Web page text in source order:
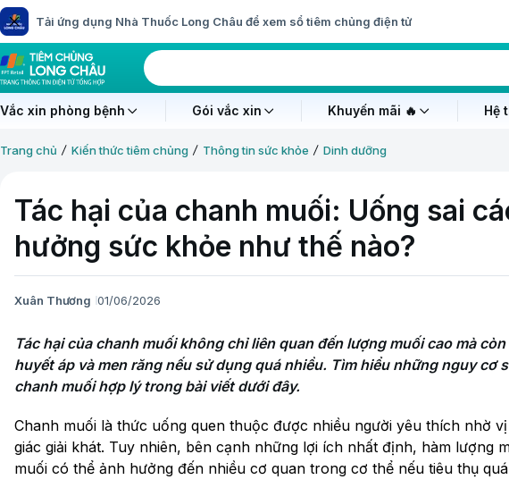
Tải ứng dụng Nhà Thuốc Long Châu để xem sổ tiêm chủng điện tử
Vắc xin phòng bệnh Gói vắc xin Khuyến mãi 🔥 Hệ
Trang chủ Kiến thức tiêm chủng Thông tin sức khỏe Dinh dưỡng
Tác hại của chanh muối: Uống sai
hưởng sức khỏe như thế nào?
Xuân Thương 01/06/2026
Tác hại của chanh muối không chỉ liên quan đến lượng muối cao mà
huyết áp và men răng nếu sử dụng quá nhiều. Tìm hiểu những nguy cơ
chanh muối hợp lý trong bài viết dưới đây.
Chanh muối là thức uống quen thuộc được nhiều người yêu thích nhờ
giác giải khát. Tuy nhiên, bên cạnh những lợi ích nhất định, hàm lượng
muối có thể ảnh hưởng đến nhiều cơ quan trong cơ thể nếu tiêu thụ